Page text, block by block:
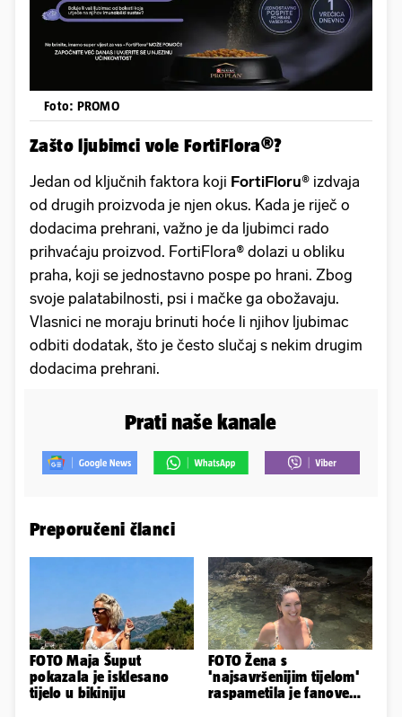
Foto: PROMO
Zašto ljubimci vole FortiFlora®?
Jedan od ključnih faktora koji FortiFloru® izdvaja
od drugih proizvoda je njen okus. Kada je riječ o
dodacima prehrani, važno je da ljubimci rado
prihvaćaju proizvod. FortiFlora® dolazi u obliku
praha, koji se jednostavno pospe po hrani. Zbog
svoje palatabilnosti, psi i mačke ga obožavaju.
Vlasnici ne moraju brinuti hoće li njihov ljubimac
odbiti dodatak, što je često slučaj s nekim drugim
dodacima prehrani.
Prati naše kanale
Preporučeni članci
FOTO Maja Šuput
pokazala je isklesano
tijelo u bikiniju
FOTO Žena s
'najsavršenijim tijelom'
raspametila je fanove